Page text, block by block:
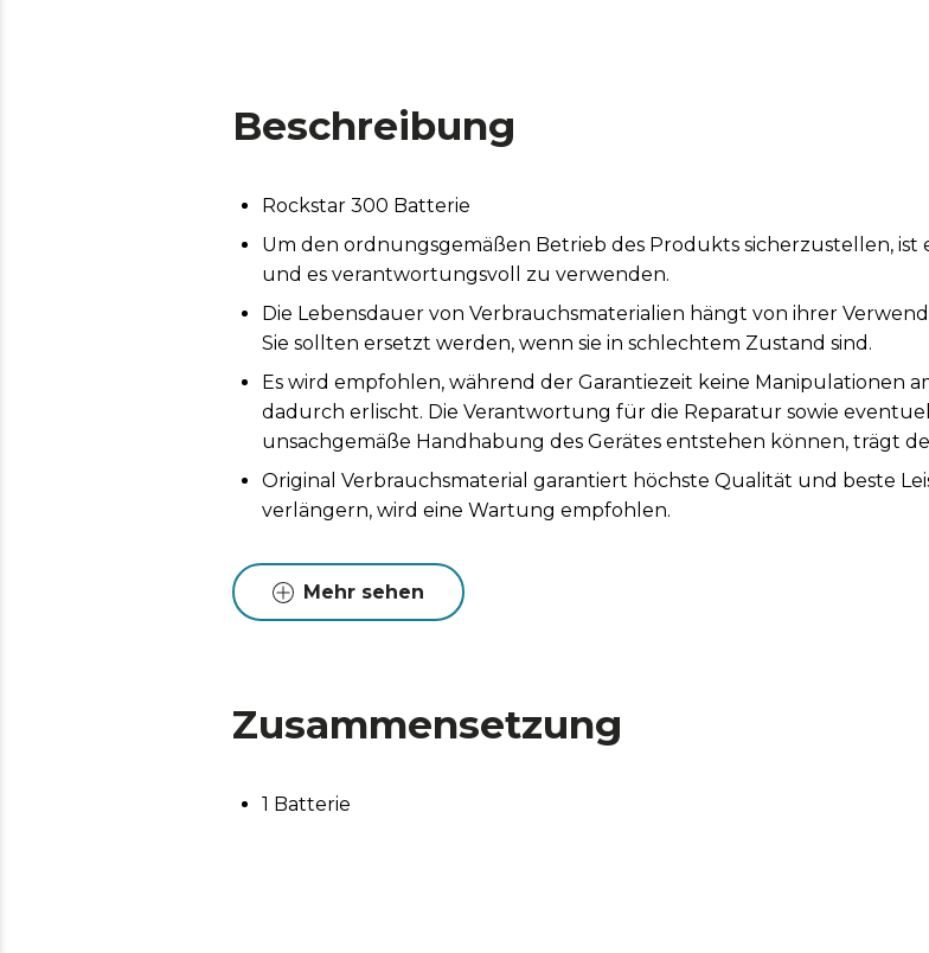
Beschreibung
Rockstar 300 Batterie
Um den ordnungsgemäßen Betrieb des Produkts sicherzustellen,
und es verantwortungsvoll zu verwenden.
Die Lebensdauer von Verbrauchsmaterialien hängt von ihrer
Sie sollten ersetzt werden, wenn sie in schlechtem Zustand sind.
Es wird empfohlen, während der Garantiezeit keine Manipulationen
dadurch erlischt. Die Verantwortung für die Reparatur sowie
unsachgemäße Handhabung des Gerätes entstehen können, trägt
Original Verbrauchsmaterial garantiert höchste Qualität und beste
verlängern, wird eine Wartung empfohlen.
Mehr sehen
Zusammensetzung
1 Batterie